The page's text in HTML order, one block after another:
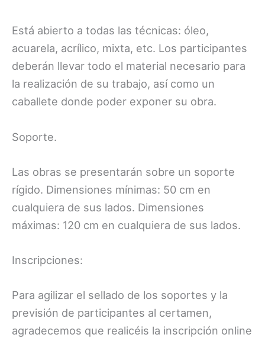
Está abierto a todas las técnicas: óleo,
acuarela, acrílico, mixta, etc. Los participantes
deberán llevar todo el material necesario para
la realización de su trabajo, así como un
caballete donde poder exponer su obra.
Soporte.
Las obras se presentarán sobre un soporte
rígido. Dimensiones mínimas: 50 cm en
cualquiera de sus lados. Dimensiones
máximas: 120 cm en cualquiera de sus lados.
Inscripciones:
Para agilizar el sellado de los soportes y la
previsión de participantes al certamen,
agradecemos que realicéis la inscripción online